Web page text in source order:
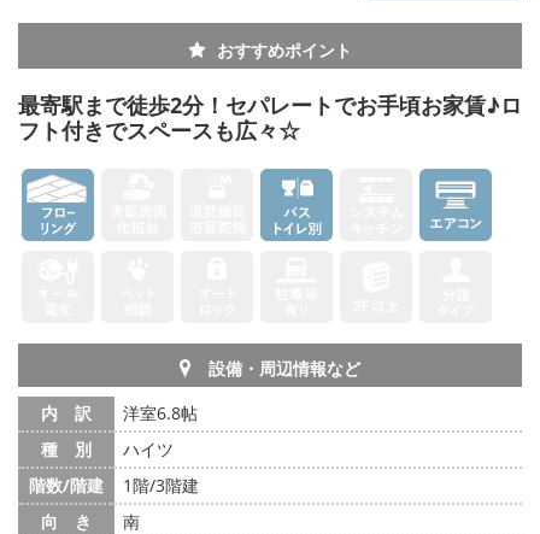
おすすめポイント
最寄駅まで徒歩2分！セパレートでお手頃お家賃♪ロ
フト付きでスペースも広々☆
設備・周辺情報など
内 訳
洋室6.8帖
種 別
ハイツ
階数/階建
1階/3階建
向 き
南